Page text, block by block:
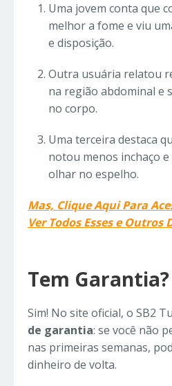
Uma jovem conta que
melhor a fome e viu
e disposição.
Outra usuária relatou
na região abdominal e
no corpo.
Uma terceira destaca
notou menos inchaço
olhar no espelho.
Mas, Clique Aqui Para
Ver Todos Esses e
Tem Garantia?
Sim! No site oficial, o SB2
de garantia: se você não
nas primeiras semanas,
dinheiro de volta.